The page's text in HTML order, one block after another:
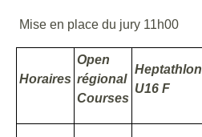
Mise en place du jury 11h00
Horaires
Open
régional
Courses
Heptathlon
U16 F